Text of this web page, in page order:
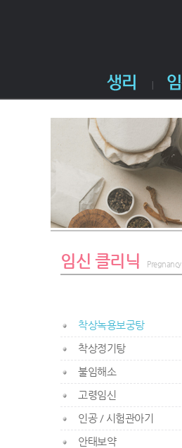
임신 클리닉 Pregnancy
착상녹용보궁탕
착상정기탕
불임해소
고령임신
인공 / 시험관아기
안태보약